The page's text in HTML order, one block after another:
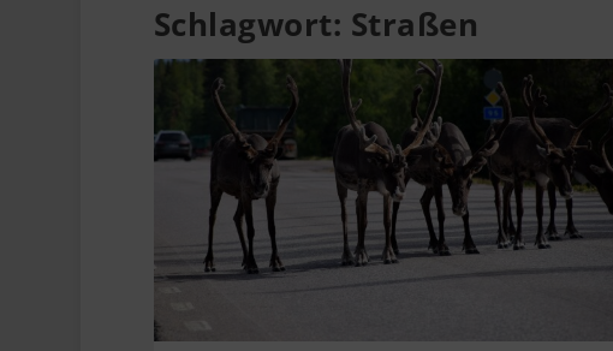
Schlagwort: Straßen